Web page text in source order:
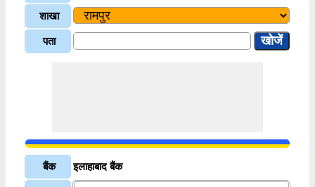
शाखा
पता
बैंक इलाहाबाद बैंक